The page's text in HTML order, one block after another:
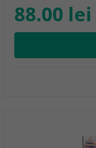
88.00 lei